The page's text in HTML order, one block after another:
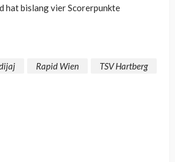
hat bislang vier Scorerpunkte
Rapid Wien TSV Hartberg